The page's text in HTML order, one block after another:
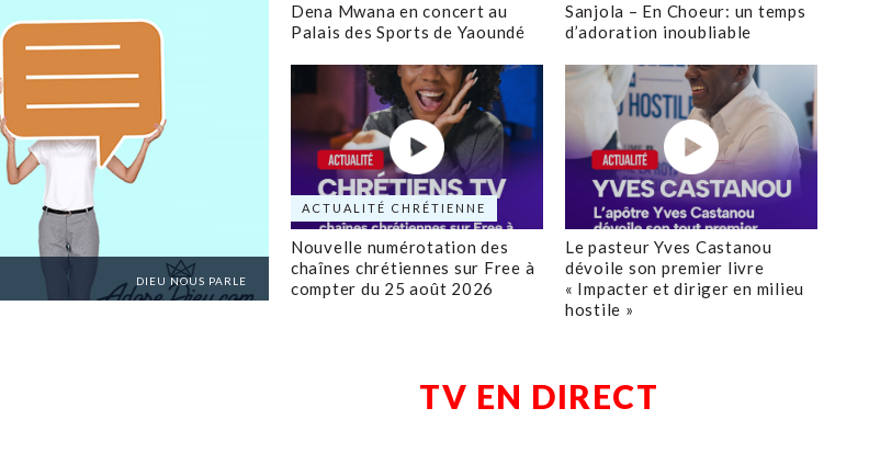
DIEU NOUS PARLE
Dena Mwana en concert au
Palais des Sports de Yaoundé
Sanjola – En Choeur: un temps
d’adoration inoubliable
ACTUALITÉ CHRÉTIENNE
Nouvelle numérotation des
chaînes chrétiennes sur Free à
compter du 25 août 2026
Le pasteur Yves Castanou
dévoile son premier livre
« Impacter et diriger en milieu
hostile »
TV EN DIRECT